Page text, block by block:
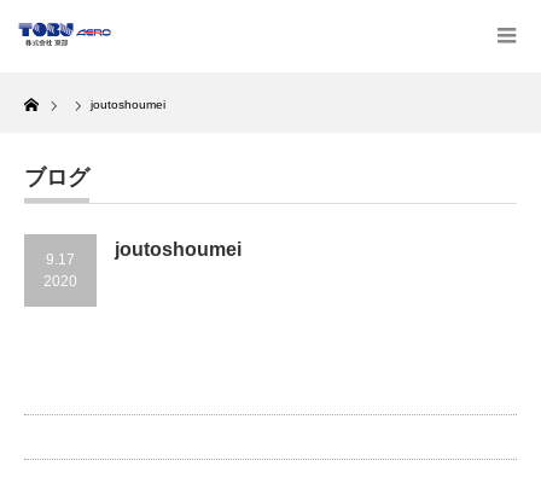
Home
joutoshoumei
ブログ
9.17
2020
joutoshoumei